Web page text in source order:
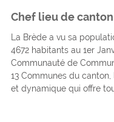
Chef lieu de canton
La Brède a vu sa
4672 habitants au 1er
Communauté de
13 Communes du
et dynamique qui offre